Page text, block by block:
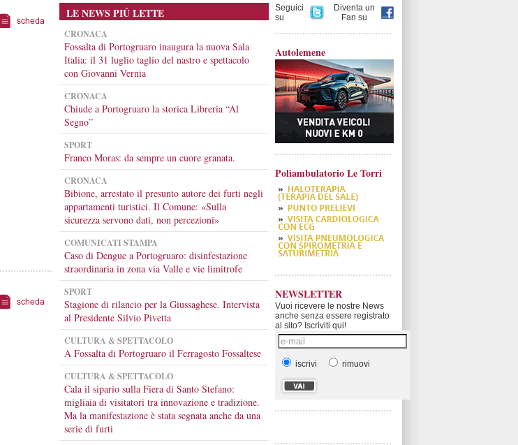
LE NEWS PIÙ LETTE
CRONACA
Fossalta di Portogruaro inaugura la nuova Sala
Italia: il 31 luglio taglio del nastro e spettacolo
con Giovanni Vernia
CRONACA
Chiude a Portogruaro la storica Libreria “Al
Segno”
SPORT
Franco Moras: da sempre un cuore granata.
CRONACA
Bibione, arrestato il presunto autore dei furti negli
appartamenti turistici. Il Comune: «Sulla
sicurezza servono dati, non percezioni»
COMUNICATI STAMPA
Caso di Dengue a Portogruaro: disinfestazione
straordinaria in zona via Valle e vie limitrofe
SPORT
Stagione di rilancio per la Giussaghese. Intervista
al Presidente Silvio Pivetta
CULTURA & SPETTACOLO
A Fossalta di Portogruaro il Ferragosto Fossaltese
CULTURA & SPETTACOLO
Cala il sipario sulla Fiera di Santo Stefano:
migliaia di visitatori tra innovazione e tradizione.
Ma la manifestazione è stata segnata anche da una
serie di furti
Seguici
su
Diventa un
Fan su
Autolemene
Poliambulatorio Le Torri
NEWSLETTER
Vuoi ricevere le nostre News
anche senza essere registrato
al sito? Iscriviti qui!
iscrivi rimuovi